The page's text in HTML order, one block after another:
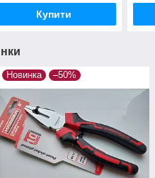
лоток відро
Купити
Новинка –50%